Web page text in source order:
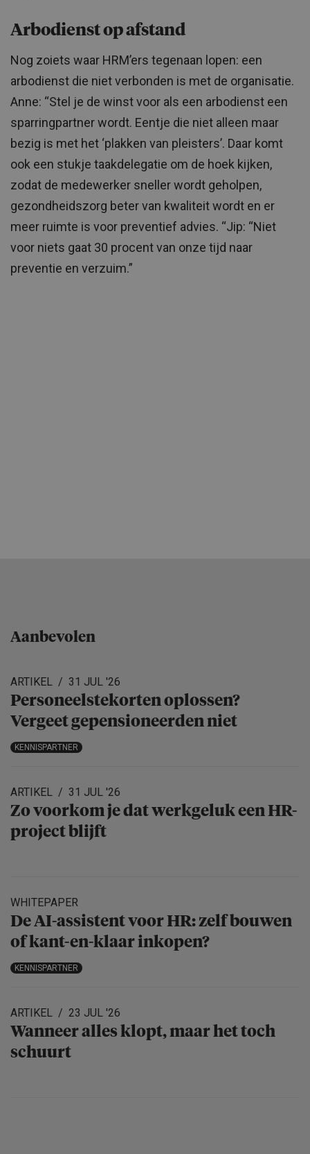
Arbodienst op afstand
Nog zoiets waar HRM’ers tegenaan lopen: een
arbodienst die niet verbonden is met de organisatie.
Anne: “Stel je de winst voor als een arbodienst een
sparringpartner wordt. Eentje die niet alleen maar
bezig is met het ‘plakken van pleisters’. Daar komt
ook een stukje taakdelegatie om de hoek kijken,
zodat de medewerker sneller wordt geholpen,
gezondheidszorg beter van kwaliteit wordt en er
meer ruimte is voor preventief advies. “Jip: “Niet
voor niets gaat 30 procent van onze tijd naar
preventie en verzuim.”
Aanbevolen
ARTIKEL 31 JUL '26
Personeels­te­korten oplossen?
Vergeet gepensio­neerden niet
KENNISPARTNER
ARTIKEL 31 JUL '26
Zo voorkom je dat werkgeluk een HR-
project blijft
WHITEPAPER
De AI-assistent voor HR: zelf bouwen
of kant-en-klaar inkopen?
KENNISPARTNER
ARTIKEL 23 JUL '26
Wanneer alles klopt, maar het toch
schuurt